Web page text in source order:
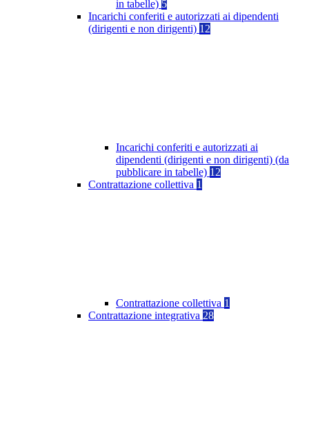
in tabelle) 5
Incarichi conferiti e autorizzati ai dipendenti
(dirigenti e non dirigenti) 12
Incarichi conferiti e autorizzati ai
dipendenti (dirigenti e non dirigenti) (da
pubblicare in tabelle) 12
Contrattazione collettiva 1
Contrattazione collettiva 1
Contrattazione integrativa 28